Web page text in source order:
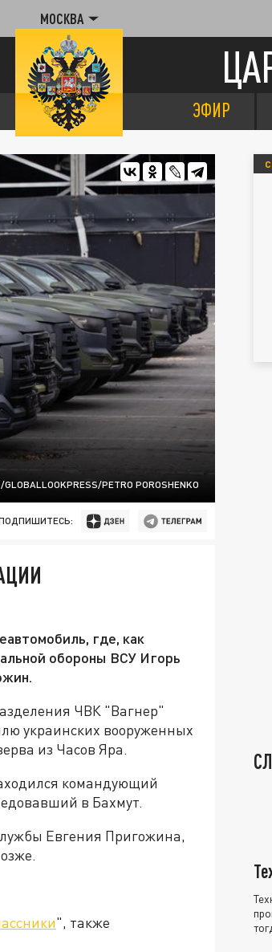
МОСКВА
ЭФИР
/GLOBALLOOKPRESS/PETRO POROSHENKO
где, как
обороны ВСУ Игорь
ЧВК "Вагнер"
украинских вооруженных
из Часов Яра.
командующий
в Бахмут.
Евгения Пригожина,
", также